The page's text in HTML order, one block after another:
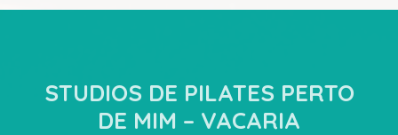
STUDIOS DE PILATES PERTO
DE MIM – VACARIA